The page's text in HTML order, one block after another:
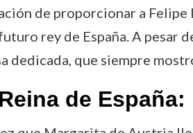
de proporcionar a Felipe
rey de España. A pesar
dedicada, que siempre
de